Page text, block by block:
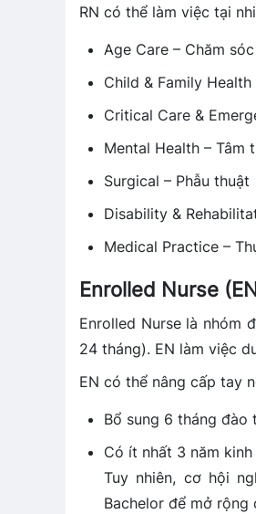
RN có thể làm việc tại
Age Care – Chăm
Child & Family
Critical Care &
Mental Health – Tâm
Surgical – Phẫu thuật
Disability &
Medical Practice –
Enrolled Nurse
Enrolled Nurse là nhóm
24 tháng). EN làm việc
EN có thể nâng cấp tay
Bổ sung 6 tháng đào
Có ít nhất 3 năm
Tuy nhiên, cơ hội
Bachelor để mở rộng